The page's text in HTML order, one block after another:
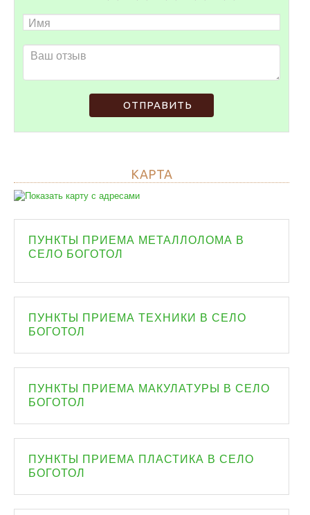
ОТПРАВИТЬ
КАРТА
ПУНКТЫ ПРИЕМА МЕТАЛЛОЛОМА В
СЕЛО БОГОТОЛ
ПУНКТЫ ПРИЕМА ТЕХНИКИ В СЕЛО
БОГОТОЛ
ПУНКТЫ ПРИЕМА МАКУЛАТУРЫ В СЕЛО
БОГОТОЛ
ПУНКТЫ ПРИЕМА ПЛАСТИКА В СЕЛО
БОГОТОЛ